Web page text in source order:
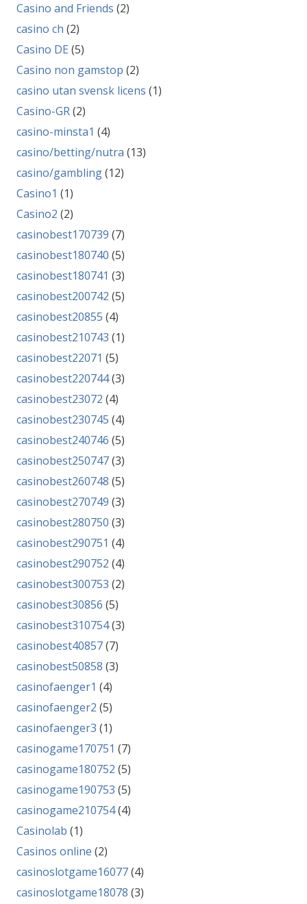
Casino and Friends (2)
casino ch (2)
Casino DE (5)
Casino non gamstop (2)
casino utan svensk licens (1)
Casino-GR(2)
casino-minsta1 (4)
casino/betting/nutra (13)
casino/gambling(12)
Casino1 (1)
Casino2 (2)
casinobest170739 (7)
casinobest180740 (5)
casinobest180741 (3)
casinobest200742 (5)
casinobest20855 (4)
casinobest210743 (1)
casinobest22071 (5)
casinobest220744(3)
casinobest23072 (4)
casinobest230745 (4)
casinobest240746 (5)
casinobest250747(3)
casinobest260748 (5)
casinobest270749 (3)
casinobest280750 (3)
casinobest290751 (4)
casinobest290752 (4)
casinobest300753 (2)
casinobest30856 (5)
casinobest310754(3)
casinobest40857(7)
casinobest50858 (3)
casinofaenger1 (4)
casinofaenger2 (5)
casinofaenger3 (1)
casinogame170751 (7)
casinogame180752 (5)
casinogame190753 (5)
casinogame210754(4)
Casinolab (1)
Casinos online (2)
casinoslotgame16077(4)
casinoslotgame18078 (3)